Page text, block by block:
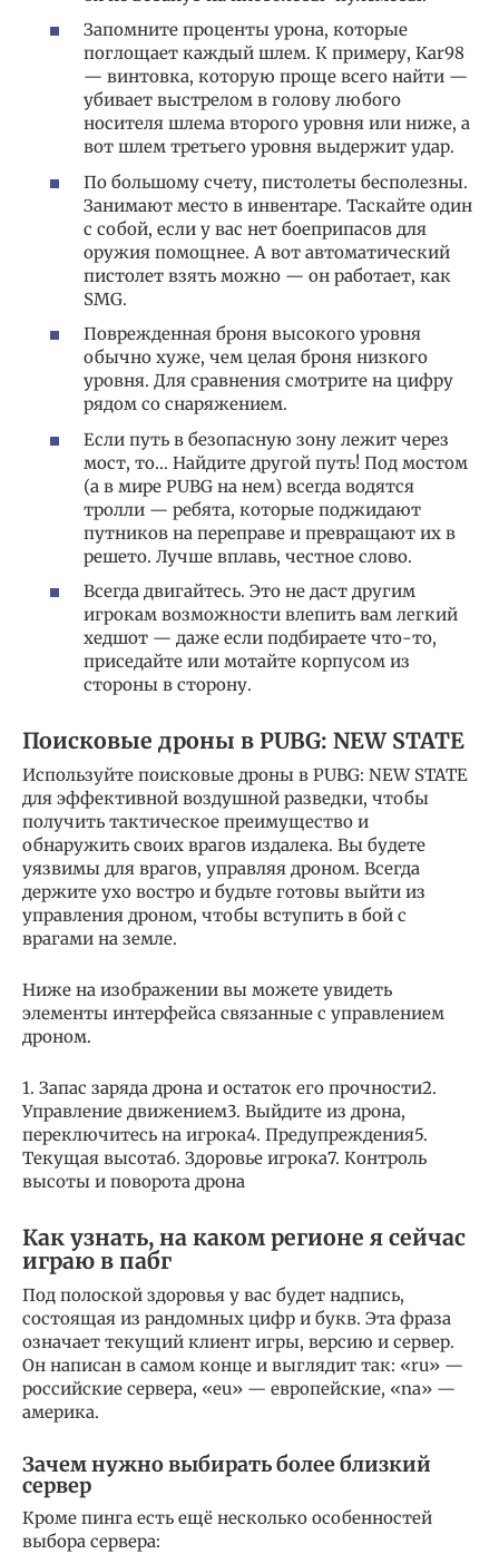
Запомните проценты урона, которые
поглощает каждый шлем. К примеру, Kar98
— винтовка, которую проще всего найти —
убивает выстрелом в голову любого
носителя шлема второго уровня или ниже, а
вот шлем третьего уровня выдержит удар.
По большому счету, пистолеты бесполезны.
Занимают место в инвентаре. Таскайте один
с собой, если у вас нет боеприпасов для
оружия помощнее. А вот автоматический
пистолет взять можно — он работает, как
SMG.
Поврежденная броня высокого уровня
обычно хуже, чем целая броня низкого
уровня. Для сравнения смотрите на цифру
рядом со снаряжением.
Если путь в безопасную зону лежит через
мост, то… Найдите другой путь! Под мостом
(а в мире PUBG на нем) всегда водятся
тролли — ребята, которые поджидают
путников на переправе и превращают их в
решето. Лучше вплавь, честное слово.
Всегда двигайтесь. Это не даст другим
игрокам возможности влепить вам легкий
хедшот — даже если подбираете что-то,
приседайте или мотайте корпусом из
стороны в сторону.
Поисковые дроны в PUBG: NEW STATE
Используйте поисковые дроны в PUBG: NEW STATE
для эффективной воздушной разведки, чтобы
получить тактическое преимущество и
обнаружить своих врагов издалека. Вы будете
уязвимы для врагов, управляя дроном. Всегда
держите ухо востро и будьте готовы выйти из
управления дроном, чтобы вступить в бой с
врагами на земле.
Ниже на изображении вы можете увидеть
элементы интерфейса связанные с управлением
дроном.
1. Запас заряда дрона и остаток его прочности2.
Управление движением3. Выйдите из дрона,
переключитесь на игрока4. Предупреждения5.
Текущая высота6. Здоровье игрока7. Контроль
высоты и поворота дрона
Как узнать, на каком регионе я сейчас
играю в пабг
Под полоской здоровья у вас будет надпись,
состоящая из рандомных цифр и букв. Эта фраза
означает текущий клиент игры, версию и сервер.
Он написан в самом конце и выглядит так: «ru» —
российские сервера, «eu» — европейские, «na» —
америка.
Зачем нужно выбирать более близкий
сервер
Кроме пинга есть ещё несколько особенностей
выбора сервера: